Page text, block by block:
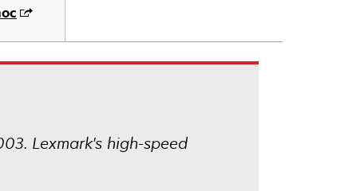
Lexmark's high-speed